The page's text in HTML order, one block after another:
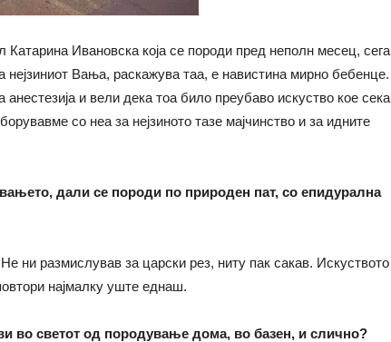
Катарина Ивановска која се породи пред неполн месец, сега
нејзиниот Вања, раскажува таа, е навистина мирно бебенце.
и вели дека тоа било преубаво искуство кое сека
со неа за нејзиното тазе мајчинство и за идните
дали се породи по природен пат, со епидурална
ни размислував за царски рез, ниту пак сакав. Искуството
најмалку уште еднаш.
во светот од породување дома, во базен, и слично?